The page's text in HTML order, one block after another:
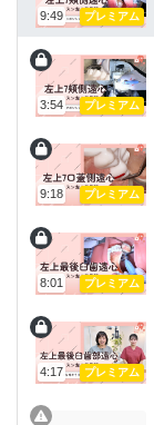
9:49 プレミアム
3:54 プレミアム
9:18 プレミアム
8:01 プレミアム
4:17 プレミアム